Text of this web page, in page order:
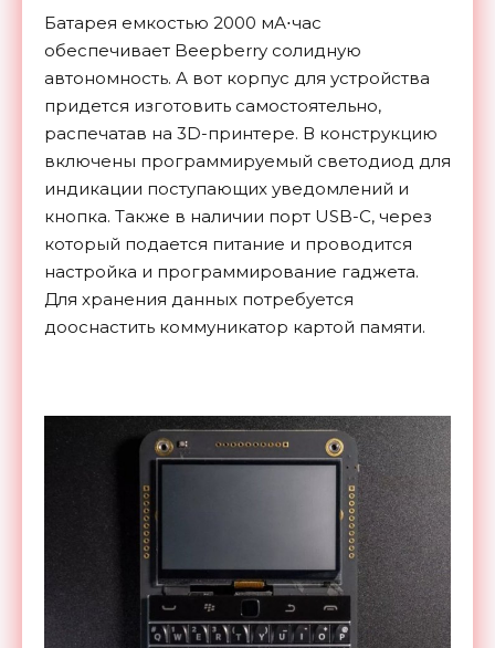
Батарея емкостью 2000 мА⋅час
обеспечивает Beepberry солидную
автономность. А вот корпус для устройства
придется изготовить самостоятельно,
распечатав на 3D-принтере. В конструкцию
включены программируемый светодиод для
индикации поступающих уведомлений и
кнопка. Также в наличии порт USB-C, через
который подается питание и проводится
настройка и программирование гаджета.
Для хранения данных потребуется
дооснастить коммуникатор картой памяти.